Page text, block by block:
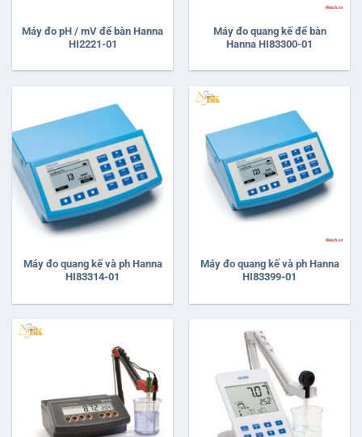
Máy đo pH / mV để bàn Hanna
HI2221-01
Máy đo quang kế để bàn
Hanna HI83300-01
Máy đo quang kế và ph Hanna
HI83314-01
Máy đo quang kế và ph Hanna
HI83399-01